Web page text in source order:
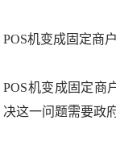
POS机变成固定商
POS机变成固定商
决这一问题需要政